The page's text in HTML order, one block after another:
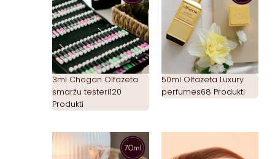
3ml Chogan Olfazeta
smaržu testeri120
Produkti
50ml Olfazeta Luxury
perfumes68 Produkti